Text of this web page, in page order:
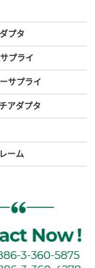
プタ
プライ
サプライ
アダプタ
ーム